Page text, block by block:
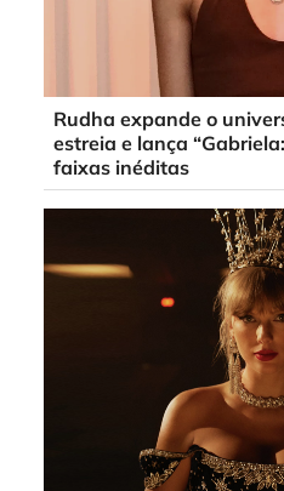
Rudha expande o
estreia e lança
faixas inéditas